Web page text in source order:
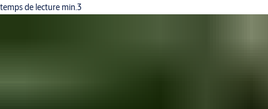
temps de lecture min.3